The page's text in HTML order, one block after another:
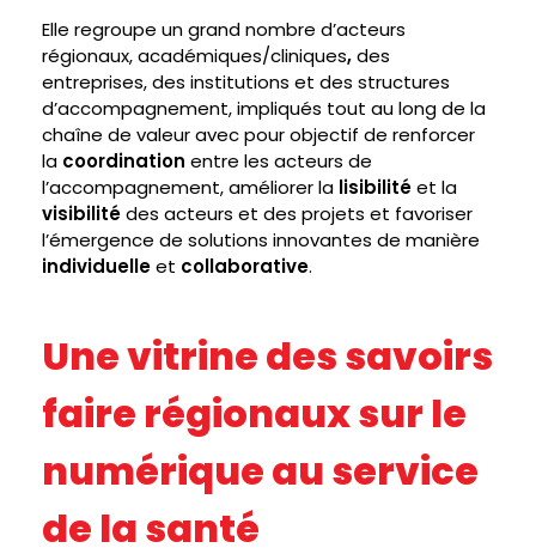
N
U
A
I
R
E
E
L
F
I
Elle regroupe un grand nombre d’acteurs
régionaux, académiques/cliniques,des
entreprises, des institutions et des structures
d’accompagnement, impliqués tout au long de la
chaîne de valeur avec pour objectif de renforcer
la coordination entre les acteurs de
l’accompagnement, améliorer la lisibilitéet la
visibilitédes acteurs et des projets et favoriser
l’émergence de solutions innovantes de manière
individuelleet collaborative.
Une vitrine des savoirs
faire régionaux sur le
numérique au service
de la santé